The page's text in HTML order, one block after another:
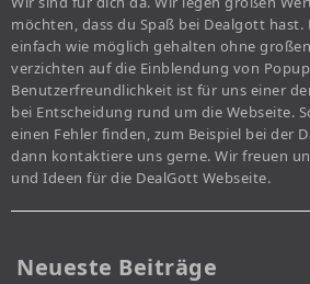
möchten, dass du Spaß bei Dealgott hast.
einfach wie möglich gehalten ohne
verzichten auf die Einblendung von
Benutzerfreundlichkeit ist für uns einer
bei Entscheidung rund um die Webseite.
einen Fehler finden, zum Beispiel bei der
dann kontaktiere uns gerne. Wir freuen
und Ideen für die DealGott Webseite.
Neueste Beiträge